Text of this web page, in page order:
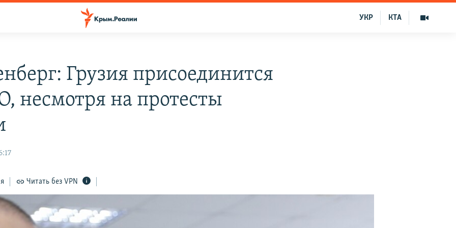
КТА
УКР
Грузия присоединится
несмотря на протесты
Читать без VPN